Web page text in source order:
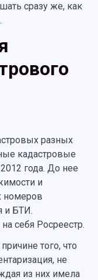
сразу же, как
разных
кадастровые
года. До нее
и
номеров
и БТИ.
себя Росреестр.
того, что
не
из них имела